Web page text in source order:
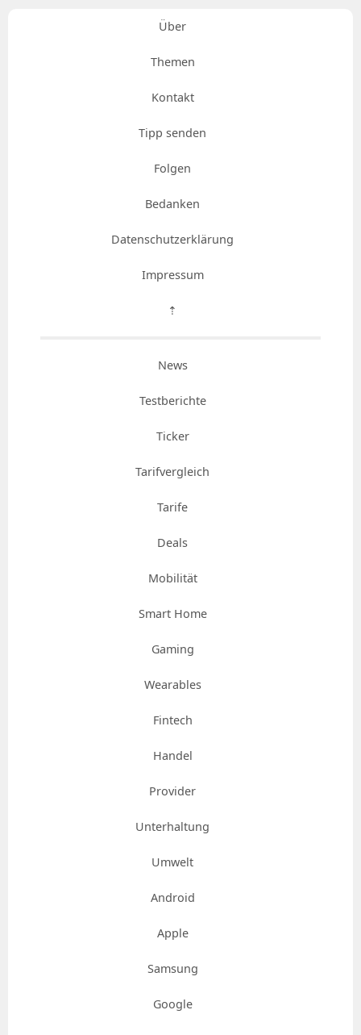
Über
Themen
Kontakt
Tipp senden
Folgen
Bedanken
Datenschutzerklärung
Impressum
⇡
News
Testberichte
Ticker
Tarifvergleich
Tarife
Deals
Mobilität
Smart Home
Gaming
Wearables
Fintech
Handel
Provider
Unterhaltung
Umwelt
Android
Apple
Samsung
Google